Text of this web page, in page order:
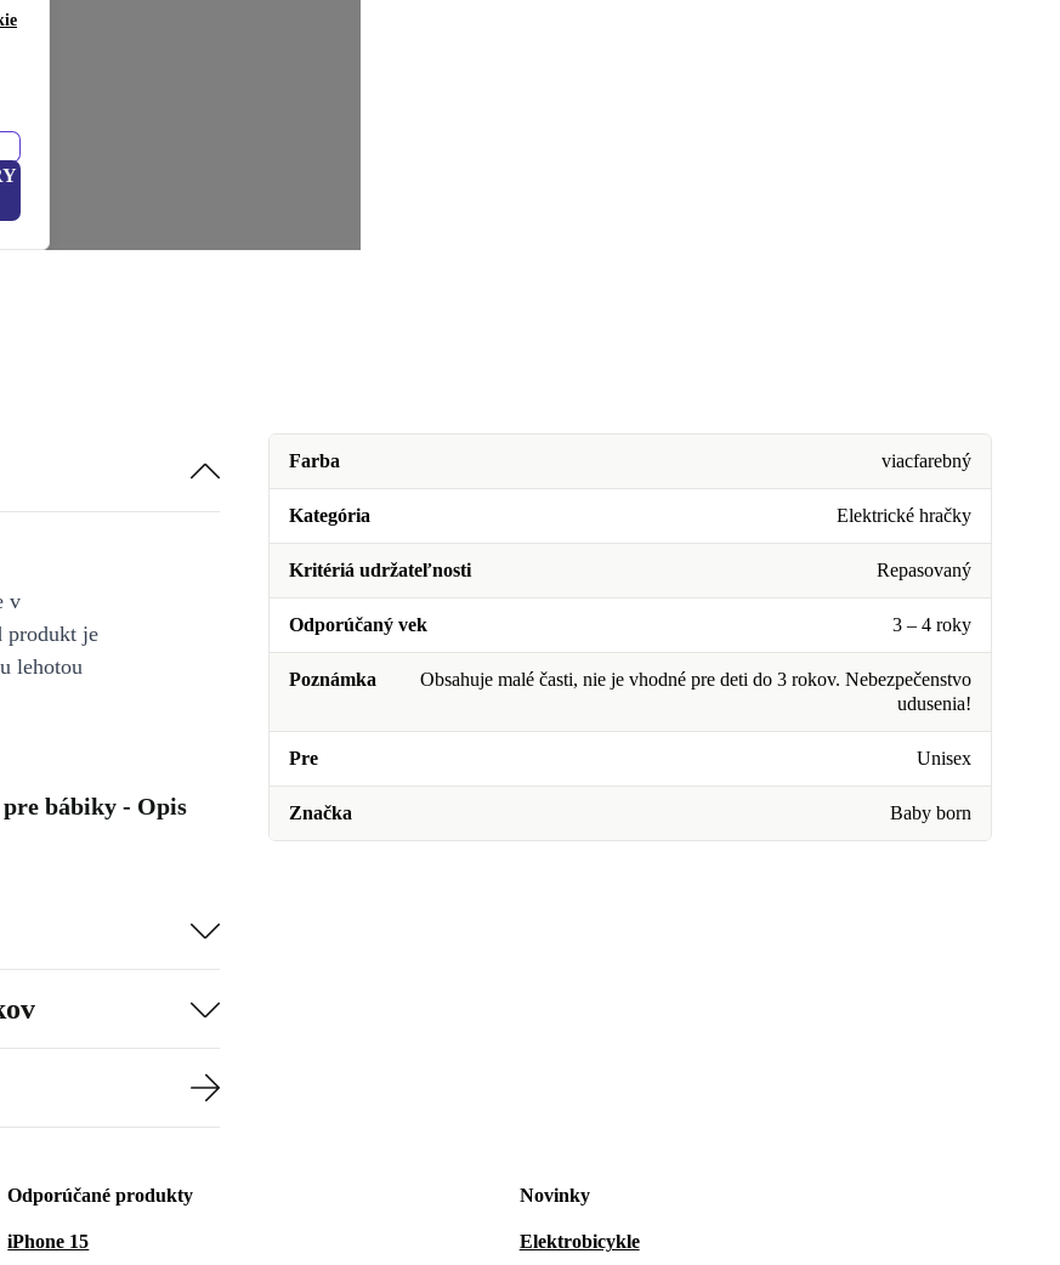
Farba viacfarebný
Kategória Elektrické hračky
Kritériá udržateľnosti Repasovaný
Odporúčaný vek 3 – 4 roky
Poznámka
Obsahuje malé časti, nie je vhodné pre deti do 3 rokov. Nebezpečenstvo
udusenia!
Pre Unisex
Značka Baby born
v
produkt je
lehotou
bábiky - Opis
Odporúčané produkty
iPhone 15
Novinky
Elektrobicykle